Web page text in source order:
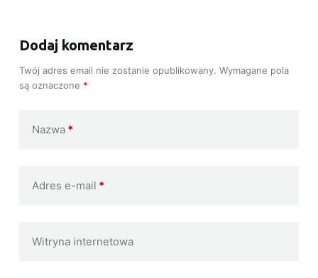
Dodaj komentarz
Twój adres email nie zostanie opublikowany. Wymagane pola
są oznaczone *
Nazwa*
Adres e-mail *
Witryna internetowa